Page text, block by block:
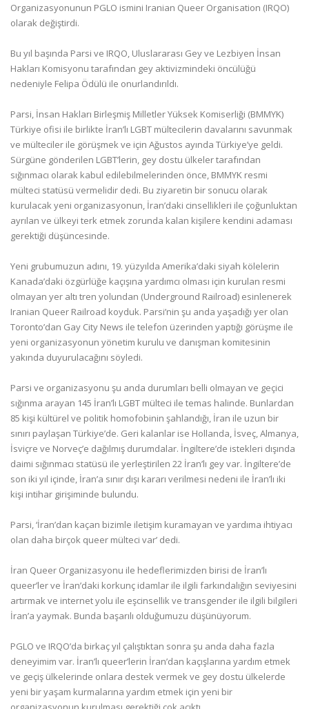
Organizasyonunun PGLO ismini Iranian Queer Organisation (IRQO)
olarak değiştirdi.
Bu yıl başında Parsi ve IRQO, Uluslararası Gey ve Lezbiyen İnsan
Hakları Komisyonu tarafından gey aktivizmindeki öncülüğü
nedeniyle Felipa Ödülü ile onurlandırıldı.
Parsi, İnsan Hakları Birleşmiş Milletler Yüksek Komiserliği (BMMYK)
Türkiye ofisi ile birlikte İran’lı LGBT mültecilerin davalarını savunmak
ve mülteciler ile görüşmek ve için Ağustos ayında Türkiye’ye geldi.
Sürgüne gönderilen LGBT’lerin, gey dostu ülkeler tarafından
sığınmacı olarak kabul edilebilmelerinden önce, BMMYK resmi
mülteci statüsü vermelidir dedi. Bu ziyaretin bir sonucu olarak
kurulacak yeni organizasyonun, İran’daki cinsellikleri ile çoğunluktan
ayrılan ve ülkeyi terk etmek zorunda kalan kişilere kendini adaması
gerektiği düşüncesinde.
Yeni grubumuzun adını, 19. yüzyılda Amerika’daki siyah kölelerin
Kanada’daki özgürlüğe kaçışına yardımcı olması için kurulan resmi
olmayan yer altı tren yolundan (Underground Railroad) esinlenerek
Iranian Queer Railroad koyduk. Parsi’nin şu anda yaşadığı yer olan
Toronto’dan Gay City News ile telefon üzerinden yaptığı görüşme ile
yeni organizasyonun yönetim kurulu ve danışman komitesinin
yakında duyurulacağını söyledi.
Parsi ve organizasyonu şu anda durumları belli olmayan ve geçici
sığınma arayan 145 İran’lı LGBT mülteci ile temas halinde. Bunlardan
85 kişi kültürel ve politik homofobinin şahlandığı, İran ile uzun bir
sınırı paylaşan Türkiye’de. Geri kalanlar ise Hollanda, İsveç, Almanya,
İsviçre ve Norveç’e dağılmış durumdalar. İngiltere’de istekleri dışında
daimi sığınmacı statüsü ile yerleştirilen 22 İran’lı gey var. İngiltere’de
son iki yıl içinde, İran’a sınır dışı kararı verilmesi nedeni ile İran’lı iki
kişi intihar girişiminde bulundu.
Parsi, ‘İran’dan kaçan bizimle iletişim kuramayan ve yardıma ihtiyacı
olan daha birçok queer mülteci var’ dedi.
İran Queer Organizasyonu ile hedeflerimizden birisi de İran’lı
queer’ler ve İran’daki korkunç idamlar ile ilgili farkındalığın seviyesini
artırmak ve internet yolu ile eşcinsellik ve transgender ile ilgili bilgileri
İran’a yaymak. Bunda başarılı olduğumuzu düşünüyorum.
PGLO ve IRQO’da birkaç yıl çalıştıktan sonra şu anda daha fazla
deneyimim var. İran’lı queer’lerin İran’dan kaçışlarına yardım etmek
ve geçiş ülkelerinde onlara destek vermek ve gey dostu ülkelerde
yeni bir yaşam kurmalarına yardım etmek için yeni bir